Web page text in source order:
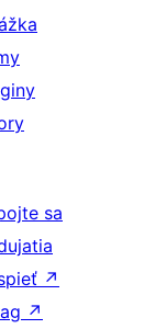
sa
↗
↗